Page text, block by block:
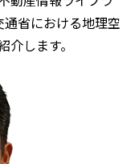
通省における地理空
します。